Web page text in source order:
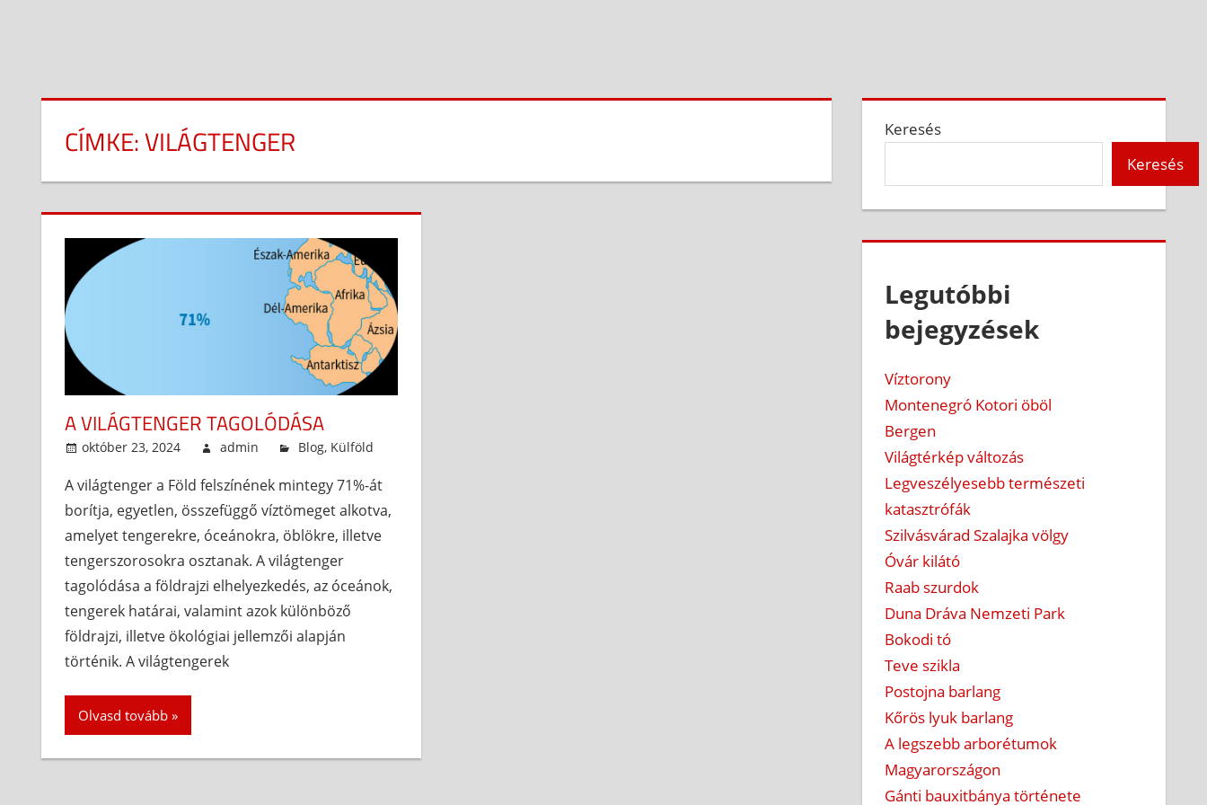
CÍMKE:VILÁGTENGER
A VILÁGTENGER TAGOLÓDÁSA
október 23, 2024 admin Blog, Külföld
A világtenger a Föld felszínének mintegy 71%-át
borítja, egyetlen, összefüggő víztömeget alkotva,
amelyet tengerekre, óceánokra, öblökre, illetve
tengerszorosokra osztanak. A világtenger
tagolódása a földrajzi elhelyezkedés, az óceánok,
tengerek határai, valamint azok különböző
földrajzi, illetve ökológiai jellemzői alapján
történik. A világtengerek
Olvasd tovább
Keresés
Keresés
Legutóbbi
bejegyzések
Víztorony
Montenegró Kotori öböl
Bergen
Világtérkép változás
Legveszélyesebb természeti
katasztrófák
Szilvásvárad Szalajka völgy
Óvár kilátó
Raab szurdok
Duna Dráva Nemzeti Park
Bokodi tó
Teve szikla
Postojna barlang
Kőrös lyuk barlang
A legszebb arborétumok
Magyarországon
Gánti bauxitbánya története